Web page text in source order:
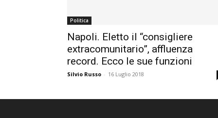
Politica
Napoli. Eletto il “consigliere
extracomunitario”, affluenza
record. Ecco le sue funzioni
Silvio Russo - 16 Luglio 2018